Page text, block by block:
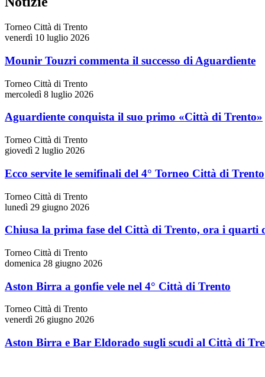
Torneo Città di Trento
venerdì 10 luglio 2026
Mounir Touzri commenta il successo di Aguardiente
Torneo Città di Trento
mercoledì 8 luglio 2026
Aguardiente conquista il suo primo «Città di Trento»
Torneo Città di Trento
giovedì 2 luglio 2026
Ecco servite le semifinali del 4° Torneo Città di Trento
Torneo Città di Trento
lunedì 29 giugno 2026
Chiusa la prima fase del Città di Trento, ora i quarti
Torneo Città di Trento
domenica 28 giugno 2026
Aston Birra a gonfie vele nel 4° Città di Trento
Torneo Città di Trento
venerdì 26 giugno 2026
Aston Birra e Bar Eldorado sugli scudi al Città di